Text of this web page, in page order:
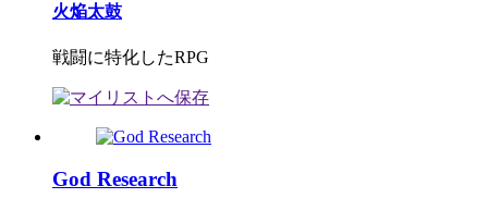
火焔太鼓
戦闘に特化したRPG
God Research